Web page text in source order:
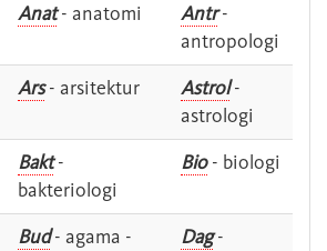
Anat- anatomi Antr-
antropologi
Ars- arsitektur Astrol-
astrologi
Bakt-
bakteriologi
Bio- biologi
Bud- agama -
Dag-